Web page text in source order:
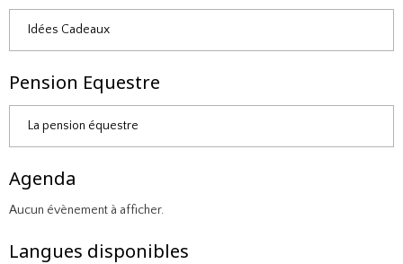
Idées Cadeaux
Pension Equestre
La pension équestre
Agenda
Aucun évènement à afficher.
Langues disponibles